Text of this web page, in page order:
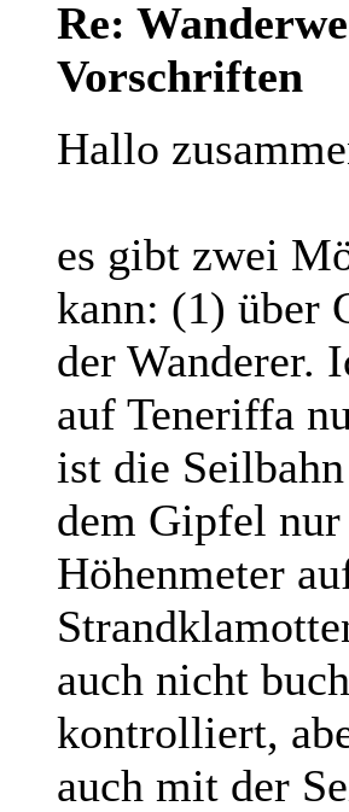
Re:
Vorschriften
Hallo
es gibt zwei
kann: (1) über
der Wanderer.
auf Teneriffa
ist die
dem Gipfel
Höhenmeter
auch nicht
kontrolliert,
auch mit der